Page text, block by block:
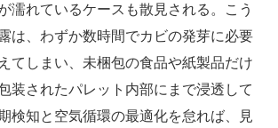
濡れているケースも散見される。こう
は、わずか数時間でカビの発芽に必要
てしまい、未梱包の食品や紙製品だけ
装されたパレット内部にまで浸透して
検知と空気循環の最適化を怠れば、見